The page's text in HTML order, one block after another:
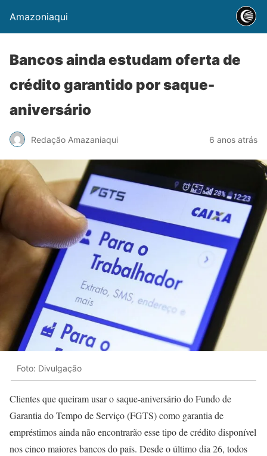
Amazoniaqui
Bancos ainda estudam oferta de
crédito garantido por saque-
aniversário
Redação Amazaniaqui 6 anos atrás
Foto: Divulgação
Clientes que queiram usar o saque-aniversário do Fundo de
Garantia do Tempo de Serviço (FGTS) como garantia de
empréstimos ainda não encontrarão esse tipo de crédito disponível
nos cinco maiores bancos do país. Desde o último dia 26, todos